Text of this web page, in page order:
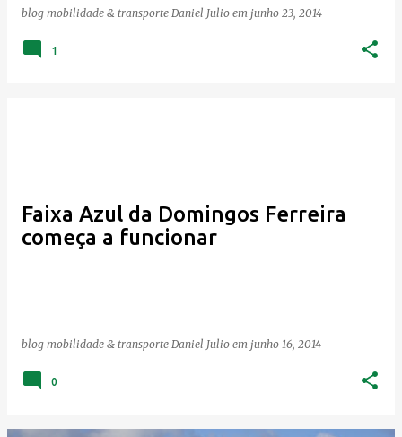
blog mobilidade & transporte Daniel Julio em junho 23, 2014
1
Faixa Azul da Domingos Ferreira
começa a funcionar
blog mobilidade & transporte Daniel Julio em junho 16, 2014
0